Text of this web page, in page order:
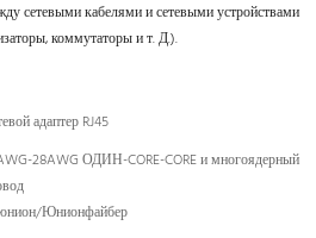
сетевыми кабелями и сетевыми устройствами
коммутаторы и т. Д.).
адаптер RJ45
28AWG ОДИН-CORE-CORE и многоядерный
Юнионфайбер